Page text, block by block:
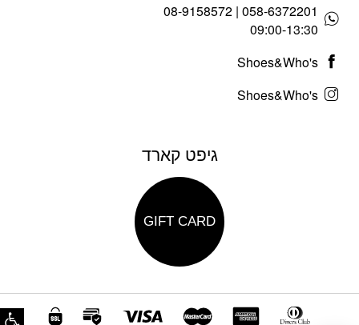
058-6372201 | 08-9158572
09:00-13:30
Shoes&Who's
Shoes&Who's
גיפט קארד
GIFT CARD